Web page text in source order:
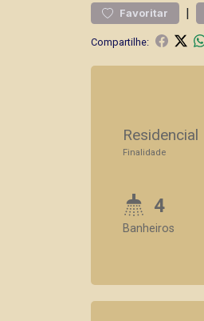
Favoritar |
Compartilhe:
Residencial
Finalidade
4
Banheiros